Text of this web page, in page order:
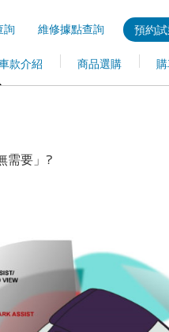
需要」?
預約
維修據點查詢
詢
商品選購
款介紹